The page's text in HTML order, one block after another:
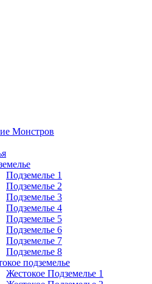
Монстров
Подземелье 1
Подземелье 2
Подземелье 3
Подземелье 4
Подземелье 5
Подземелье 6
Подземелье 7
Подземелье 8
подземелье
Жестокое Подземелье 1